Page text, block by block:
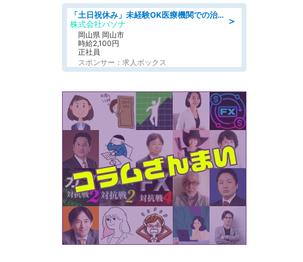
＞
「土日祝休み」未経験OK医療機関での治験コーディネーターのお仕事
株式会社パソナ
岡山県 岡山市
時給2,100円
正社員
スポンサー：求人ボックス